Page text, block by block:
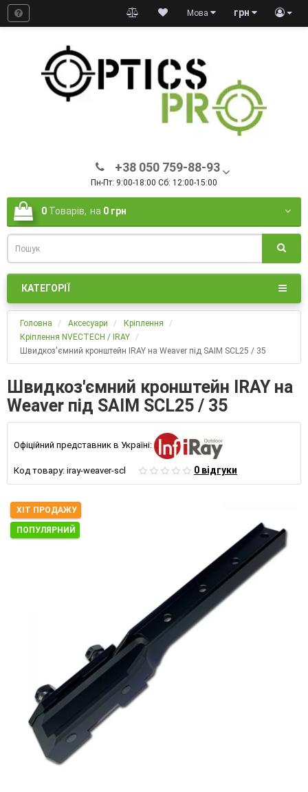
грн
Мова
+38 050 759-88-93
Пн-Пт: 9:00-18:00 Сб: 12:00-15:00
0 Товарів, на 0 грн
КАТЕГОРІЇ
Головна Аксесуари
Кріплення
Кріплення NVECTECH / IRAY
Швидкоз'ємний кронштейн IRAY на Weaver під SAIM SCL25 / 35
Швидкоз'ємний кронштейн IRAY на
Weaver під SAIM SCL25 / 35
Офіційний представник в Україні:
Код товару: iray-weaver-scl 0 відгуки
ХІТ ПРОДАЖУ
ПОПУЛЯРНИЙ